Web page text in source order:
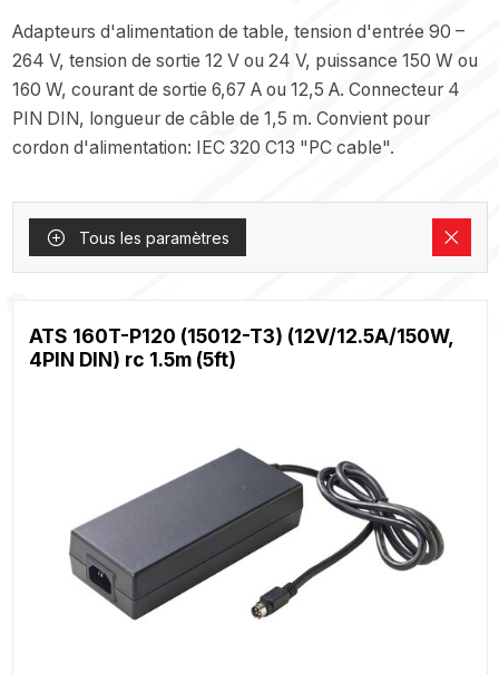
Adapteurs d'alimentation de table, tension d'entrée 90 –
264 V, tension de sortie 12 V ou 24 V, puissance 150 W ou
160 W, courant de sortie 6,67 A ou 12,5 A. Connecteur 4
PIN DIN, longueur de câble de 1,5 m. Convient pour
cordon d'alimentation: IEC 320 C13 "PC cable".
Tous les paramètres
ATS 160T-P120 (15012-T3) (12V/12.5A/150W,
4PIN DIN) rc 1.5m (5ft)